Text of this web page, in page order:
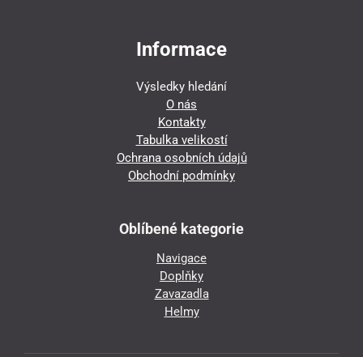
Informace
Výsledky hledání
O nás
Kontakty
Tabulka velikostí
Ochrana osobních údajů
Obchodní podmínky
Oblíbené kategorie
Navigace
Doplňky
Zavazadla
Helmy